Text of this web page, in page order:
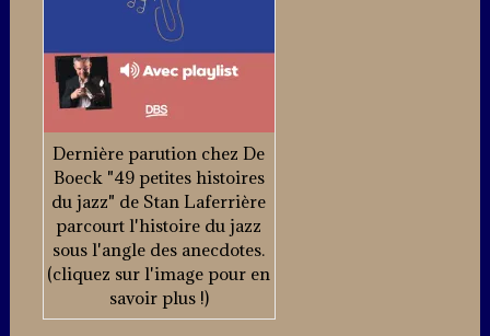
Dernière parution chez De
Boeck "49 petites histoires
du jazz" de Stan Laferrière
parcourt l'histoire du jazz
sous l'angle des anecdotes.
(cliquez sur l'image pour en
savoir plus !)